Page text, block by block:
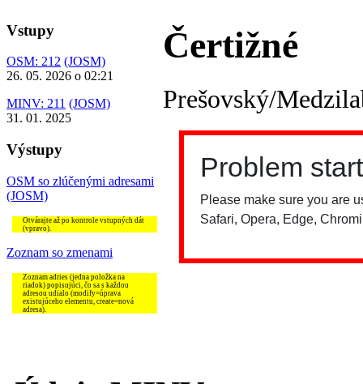
Vstupy
OSM: 212 (JOSM)
26. 05. 2026 o 02:21
MINV: 211 (JOSM)
31. 01. 2025
Výstupy
OSM so zlúčenými adresami
(JOSM)
Otvárajte až po kontrole vstupných dát
(vpravo).
Zoznam so zmenami
Zoznam adries (jedna položka na
riadok) popisujúci, čo sa s každou
adresou udialo (modify=úprava
existujúceho elementu, create=nová
adresa).
Čertižné
Prešovský/